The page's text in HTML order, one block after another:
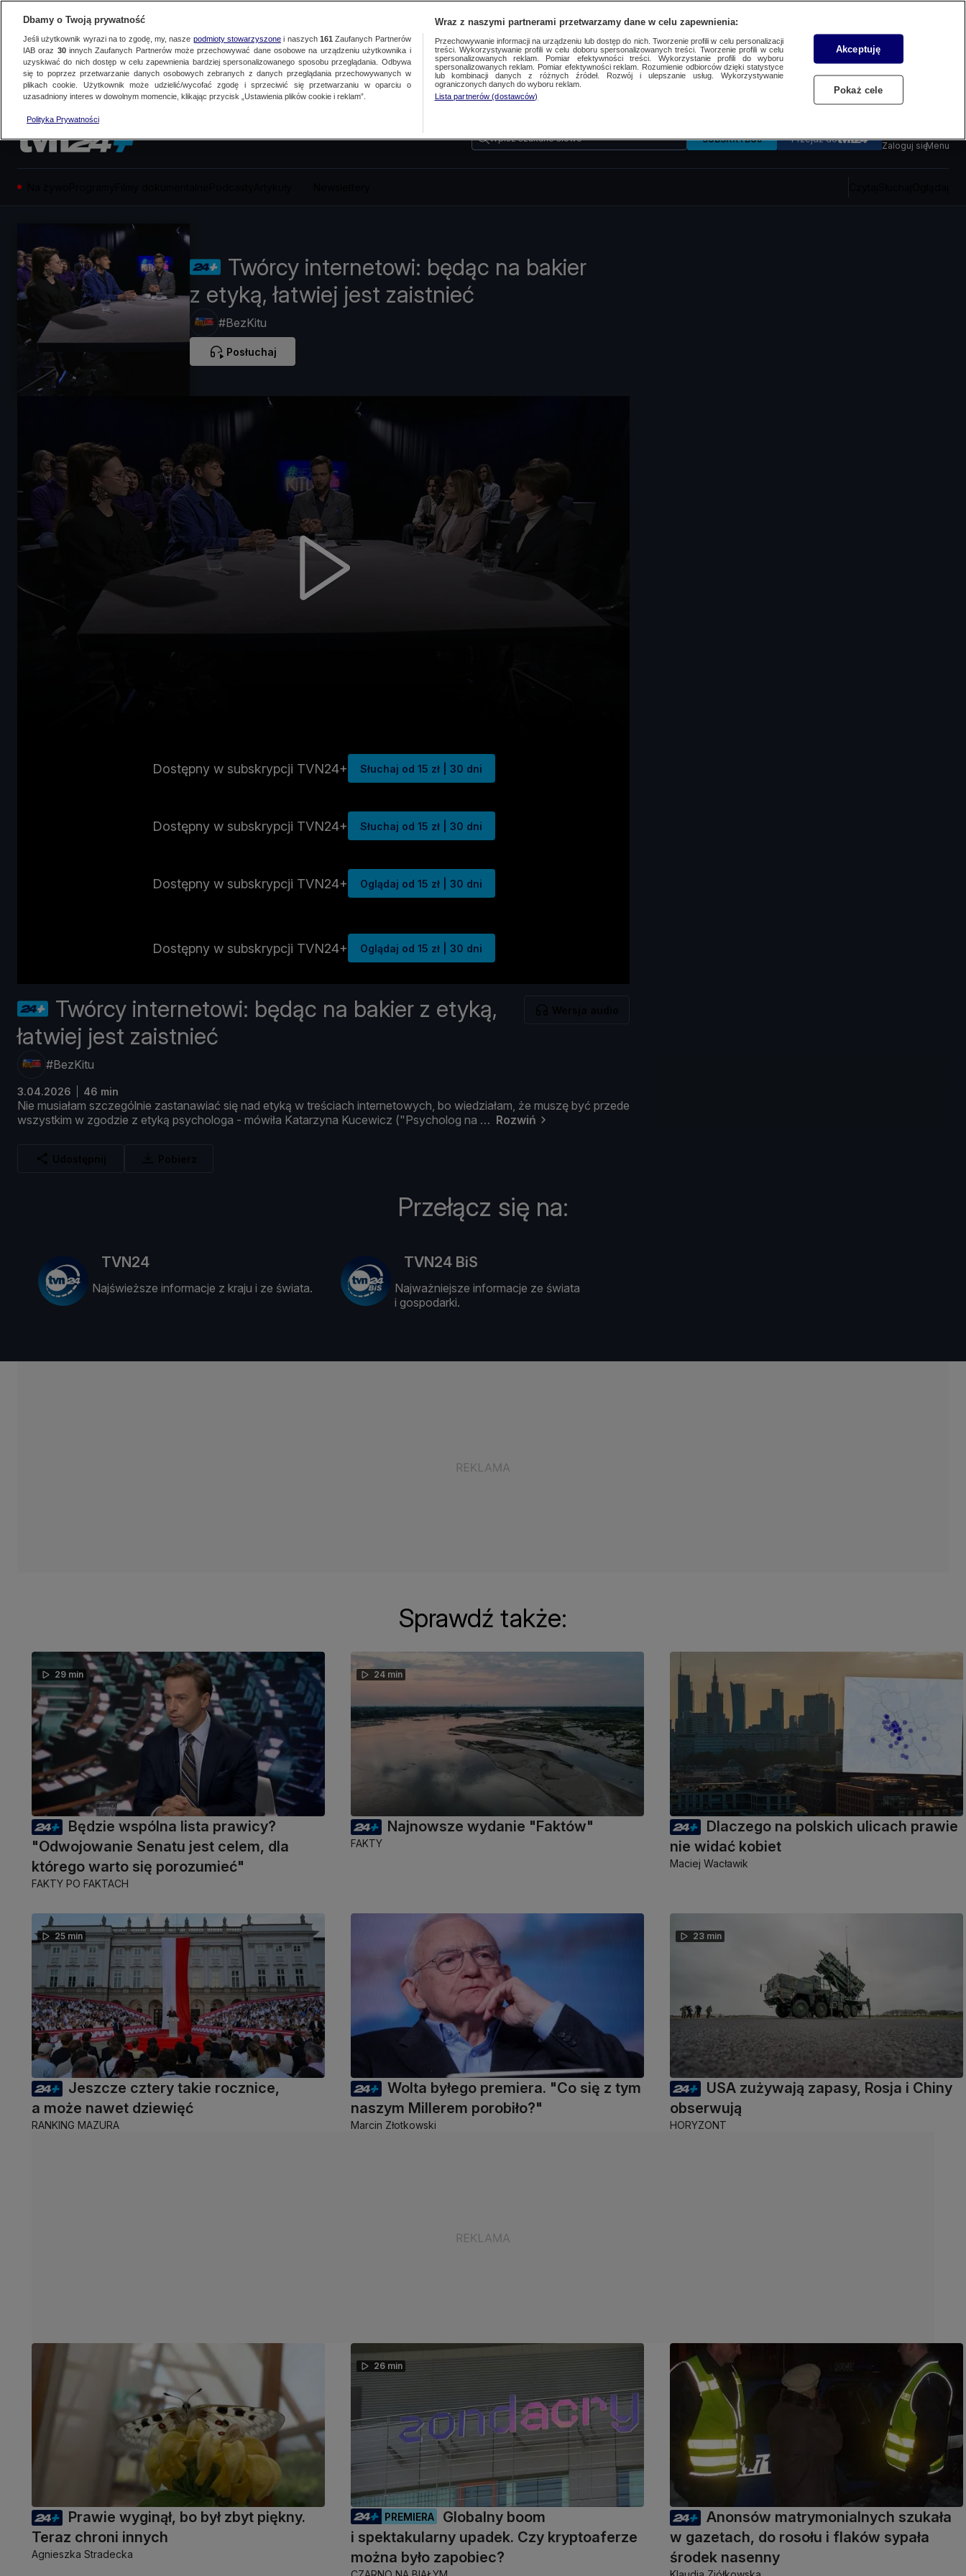
Wpisz szukane słowo SUBSKRYBUJ Przejdź do
Zaloguj sięMenu
Twórcy internetowi: będąc na bakier
z etyką, łatwiej jest zaistnieć
#BezKitu
Posłuchaj
Dostępny w subskrypcji TVN24+ Słuchaj od 15 zł | 30 dni
Dostępny w subskrypcji TVN24+ Słuchaj od 15 zł | 30 dni
Dostępny w subskrypcji TVN24+ Oglądaj od 15 zł | 30 dni
Dostępny w subskrypcji TVN24+ Oglądaj od 15 zł | 30 dni
Twórcy internetowi: będąc na bakier z etyką,
łatwiej jest zaistnieć
#BezKitu
3.04.2026 46 min
Nie musiałam szczególnie zastanawiać się nad etyką w treściach internetowych, bo wiedziałam, że muszę być przede
wszystkim w zgodzie z etyką psychologa - mówiła Katarzyna Kucewicz ("Psycholog na Rozwiń
Przełącz się na:
TVN24
Najświeższe informacje z kraju i ze świata.
TVN24 BiS
Najważniejsze informacje ze świata
i gospodarki.
Sprawdź także:
29 min
Będzie wspólna lista prawicy?
"Odwojowanie Senatu jest celem, dla
którego warto się porozumieć"
FAKTY PO FAKTACH
24 min
Najnowsze wydanie "Faktów"
FAKTY
Dlaczego na polskich ulicach prawie
nie widać kobiet
Maciej Wacławik
25 min
Jeszcze cztery takie rocznice,
a może nawet dziewięć
RANKING MAZURA
Wolta byłego premiera. "Co się z tym
naszym Millerem porobiło?"
Marcin Złotkowski
23 min
USA zużywają zapasy, Rosja i Chiny
obserwują
HORYZONT
Prawie wyginął, bo był zbyt piękny.
Teraz chroni innych
Agnieszka Stradecka
26 min
PREMIERA
Globalny boom
i spektakularny upadek. Czy kryptoaferze
można było zapobiec?
Anonsów matrymonialnych szukała
w gazetach, do rosołu i flaków sypała
środek nasenny
Dbamy o Twoją prywatność
Jeśli użytkownik wyrazi na to zgodę, my, nasze podmioty stowarzyszonei naszych 161 Zaufanych Partnerów
IAB oraz 30innych Zaufanych Partnerów może przechowywać dane osobowe na urządzeniu użytkownika i
uzyskiwać do nich dostęp w celu zapewnienia bardziej spersonalizowanego sposobu przeglądania. Odbywa
się to poprzez przetwarzanie danych osobowych zebranych z danych przeglądania przechowywanych w
plikach cookie. Użytkownik może udzielić/wycofać zgodę i sprzeciwić się przetwarzaniu w oparciu o
uzasadniony interes w dowolnym momencie, klikając przycisk „Ustawienia plików cookie i reklam”.
Polityka Prywatności
Wraz z naszymi partnerami przetwarzamy dane w celu zapewnienia:
Przechowywanie informacji na urządzeniu lub dostęp do nich. Tworzenie profili w celu personalizacji
treści. Wykorzystywanie profili w celu doboru spersonalizowanych treści. Tworzenie profili w celu
spersonalizowanych reklam. Pomiar efektywności treści. Wykorzystanie profili do wyboru
spersonalizowanych reklam. Pomiar efektywności reklam. Rozumienie odbiorców dzięki statystyce
lub kombinacji danych z różnych źródeł. Rozwój i ulepszanie usług. Wykorzystywanie
ograniczonych danych do wyboru reklam.
Lista partnerów (dostawców)
Akceptuję
Pokaż cele